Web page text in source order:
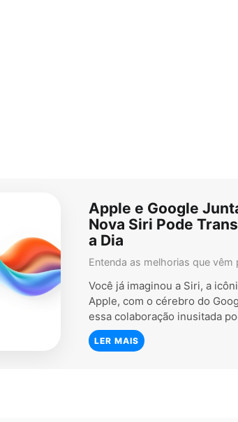
Apple e Google
Nova Siri Pode
a Dia
Entenda as melhorias que vêm
Você já imaginou a Siri, a
Apple, com o cérebro do
essa colaboração inusitada
LER MAIS